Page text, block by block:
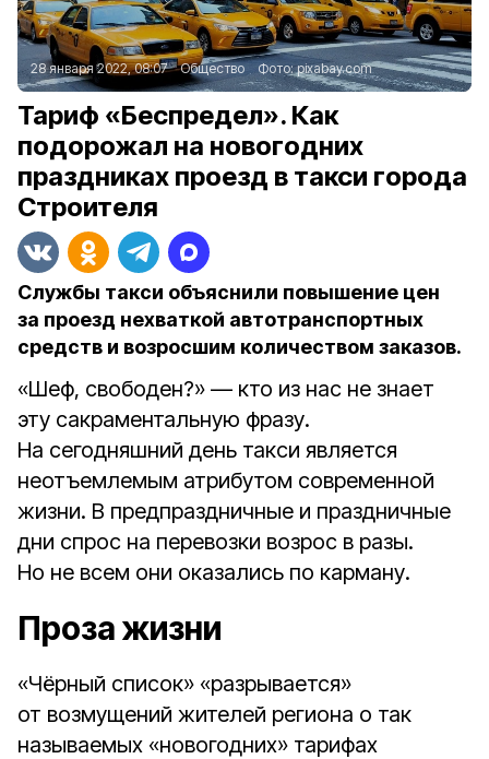
28 января 2022, 08:07 Общество Фото:pixabay.com
Тариф «Беспредел». Как
подорожал на новогодних
праздниках проезд в такси города
Строителя
Службы такси объяснили повышение цен
за проезд нехваткой автотранспортных
средств и возросшим количеством заказов.
«Шеф, свободен?» — кто из нас не знает
эту сакраментальную фразу.
На сегодняшний день такси является
неотъемлемым атрибутом современной
жизни. В предпраздничные и праздничные
дни спрос на перевозки возрос в разы.
Но не всем они оказались по карману.
Проза жизни
«Чёрный список» «разрывается»
от возмущений жителей региона о так
называемых «новогодних» тарифах